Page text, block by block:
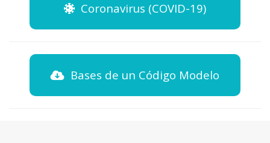
Coronavirus (COVID-19)
Bases de un Código Modelo